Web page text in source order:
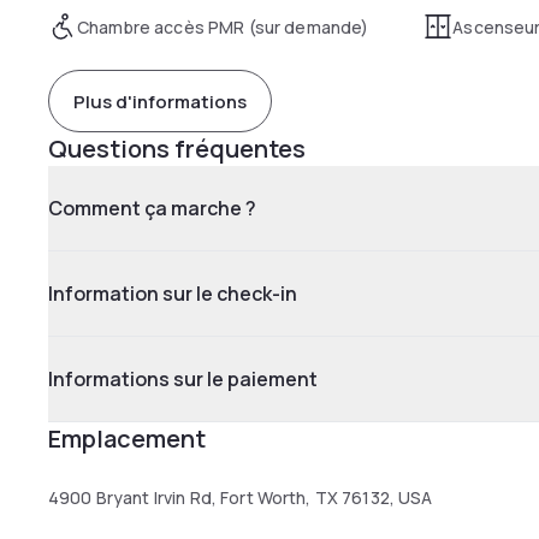
Chambre accès PMR (sur demande)
Plus d'informations
Questions fréquentes
Comment ça marche ?
Information sur le check-in
Informations sur le paiement
Emplacement
4900 Bryant Irvin Rd, Fort Worth, TX 76132, USA